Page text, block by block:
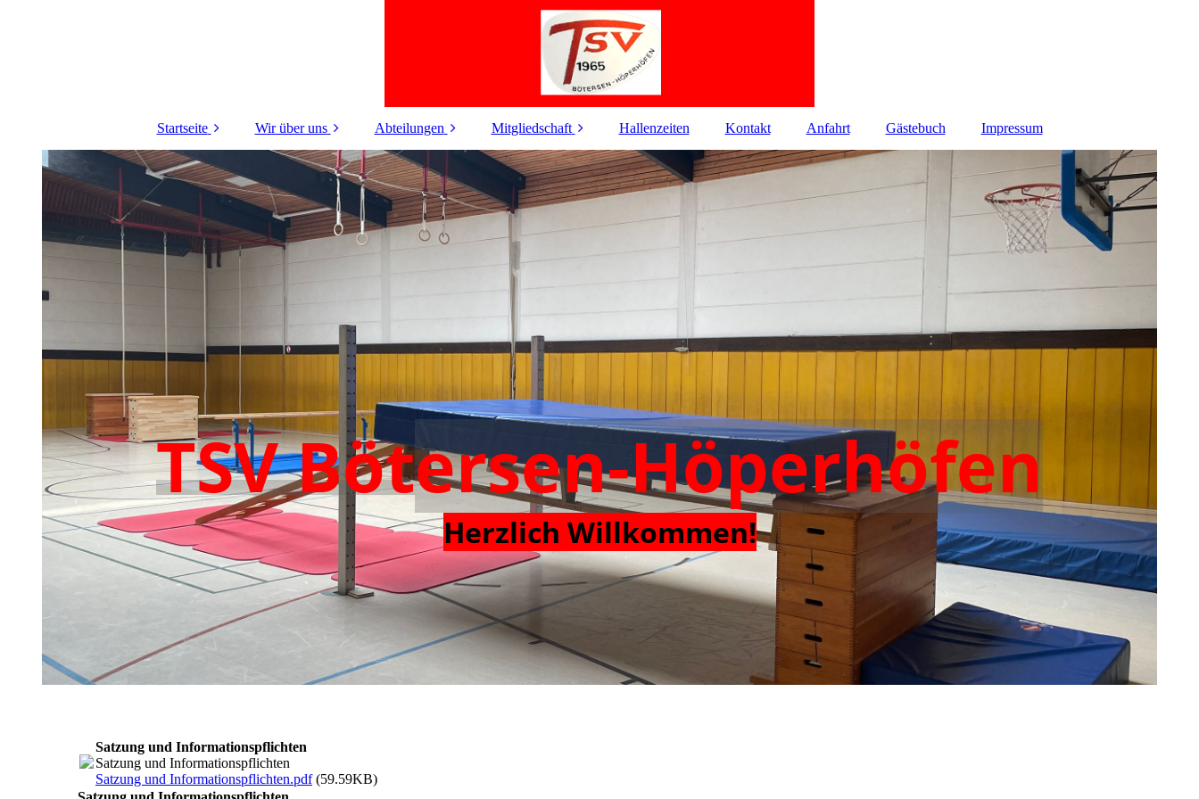
Startseite
Aktuelles
Wir über uns
Unser Vorstand
Abteilungen
Eltern-Kind-Turnen
Kinderturnen
Turnen (ab 5. Klasse)
Volleyball
Mitgliedschaft
Beitrittserklärung
Satzung und
Informations-pflichten
Lastschriftmandat
Hallenzeiten Kontakt Anfahrt Gästebuch Impressum
TSVBötersen-Höperhöfen
Herzlich Willkommen!
Satzung und Informationspflichten
Satzung und Informationspflichten
Satzung und Informationspflichten.pdf(59.59KB)